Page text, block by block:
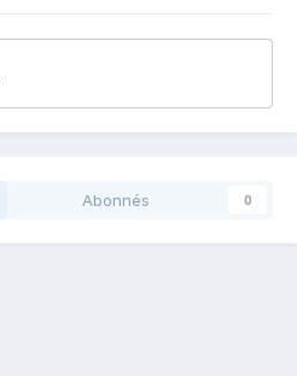
Abonnés 0